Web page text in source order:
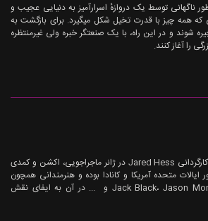
ناگهانی توسط یک دروازهٔ اسرارآمیز به دنیایی عجیب و
همه چیز با قدرت تخیل شکل میگیرد. برای بازگشت به
شوند و در این راه، با یک صنعتگر خبره ولی غیرمنتظره
را آغاز کنند.
فیلم "ماینکرفت" (2025) به کارگردانی Jared Hess در ژانر ماجراجویی، اکشن و کمدی
متحده آمریکا و کانادا بوده و هنرمندانی همچون
Jack Black، Jason Momoa، Sebastian Hansen و ... در آن به ایفای نقش